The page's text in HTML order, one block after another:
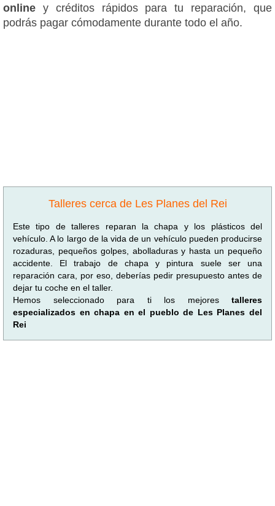
online y créditos rápidos para tu reparación, que
podrás pagar cómodamente durante todo el año.
Talleres cerca de Les Planes del Rei
Este tipo de talleres reparan la chapa y los plásticos del
vehículo. A lo largo de la vida de un vehículo pueden producirse
rozaduras, pequeños golpes, abolladuras y hasta un pequeño
accidente. El trabajo de chapa y pintura suele ser una
reparación cara, por eso, deberías pedir presupuesto antes de
dejar tu coche en el taller.
Hemos seleccionado para ti los mejores talleres
especializados en chapa en el pueblo de Les Planes del
Rei